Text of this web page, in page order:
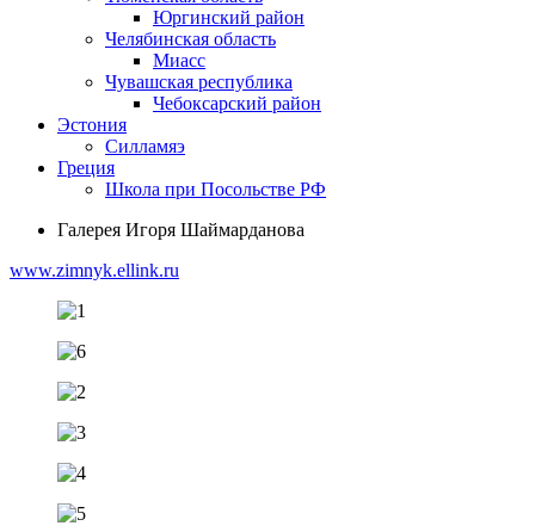
Юргинский район
Челябинская область
Миасс
Чувашская республика
Чебоксарский район
Эстония
Силламяэ
Греция
Школа при Посольстве РФ
Галерея Игоря Шаймарданова
www.zimnyk.ellink.ru